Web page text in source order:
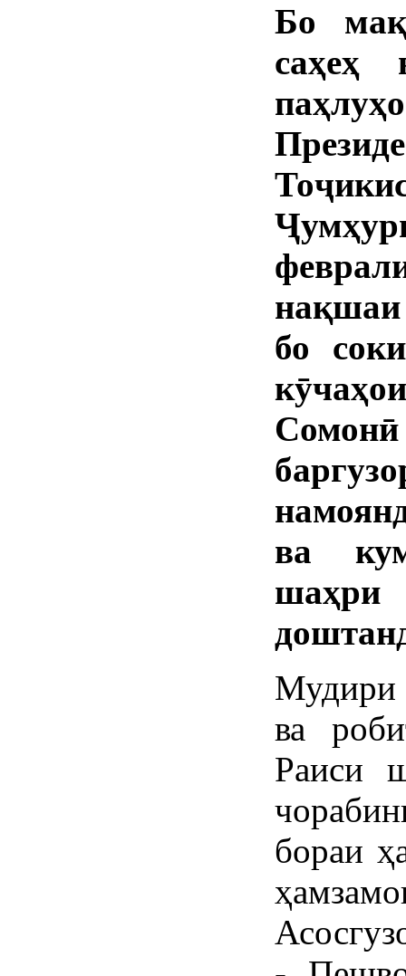
Бо
бо
ва
ва
Раиси
бораи